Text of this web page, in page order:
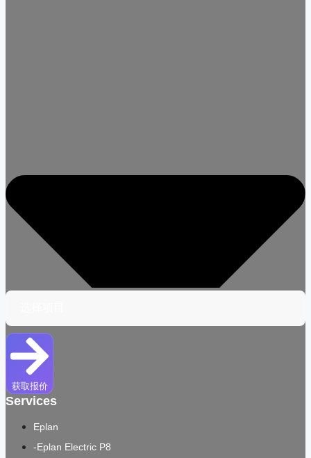
获取报价
Services
Eplan
-Eplan Electric P8